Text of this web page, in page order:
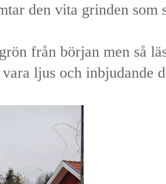
den vita grinden
från början men så
vara ljus och inbjudande